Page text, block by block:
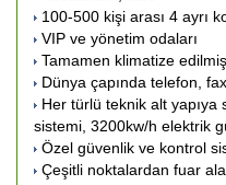
100-500 kişi arası 4 ayrı
VIP ve yönetim odaları
Tamamen klimatize
Dünya çapında telefon,
Her türlü teknik alt
sistemi, 3200kw/h elektrik
Özel güvenlik ve kontrol
Çeşitli noktalardan fuar